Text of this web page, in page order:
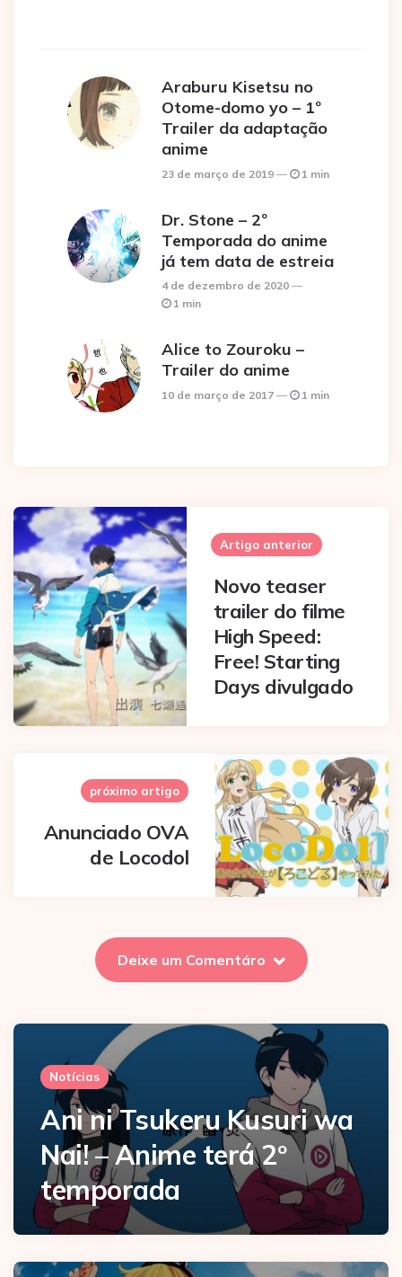
Araburu Kisetsu no
Otome-domo yo – 1º
Trailer da adaptação
anime
23 de março de 2019 1 min
Dr. Stone – 2º
Temporada do anime
já tem data de estreia
4 de dezembro de 2020
1 min
Alice to Zouroku –
Trailer do anime
10 de março de 2017 1 min
Post
navigation
Artigo anterior
Novo teaser
trailer do filme
High Speed:
Free! Starting
Days divulgado
próximo artigo
Anunciado OVA
de Locodol
Deixe um Comentáro
Notícias
Ani ni Tsukeru Kusuri wa
Nai! – Anime terá 2º
temporada